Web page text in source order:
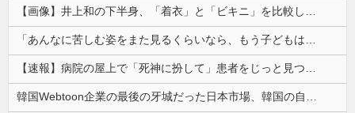
【画像】井上和の下半身、「着衣」と「ビキニ」を比較した結果wwwwww
「あんなに苦しむ姿をまた見るくらいなら、もう子どもはいらない」跡継ぎのために離婚までした皇帝が、難産の場で下した命令
【速報】病院の屋上で「死神に扮して」患者をじっと見つめていた男性を逮捕
韓国Webtoon企業の最後の牙城だった日本市場、韓国の自慢の種だった某アプリが遂に……